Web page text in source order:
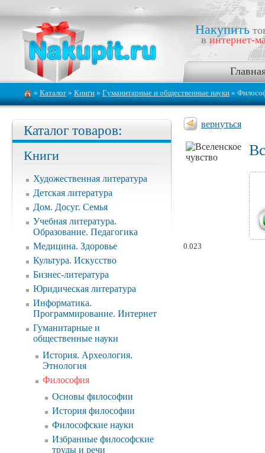
Накупить
в интернет-
» Каталог » Книги » Гуманитарные и общественные науки »
Каталог товаров:
Книги
Художественная литература
Детская литература
Дом. Досуг. Семья
Учебная литература.
Образование. Педагогика
Медицина. Здоровье
Культура. Искусство
Бизнес-литература
Юридическая литература
Информатика.
Программирование. Интернет
Гуманитарные и
общественные науки
История. Археология.
Этнология
Философия
Основы философии
История философии
Философские науки
Избранные философские
труды и речи
вернуться
0.023